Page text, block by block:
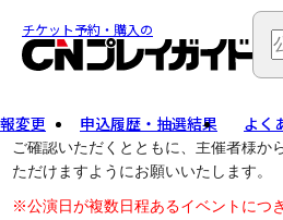
チケット予約・購入の
変更 申込履歴・抽選結果 よく
公演中止に伴う払戻し・延期等のご案
ご確認いただくとともに、主催者様か
ただけますようにお願いいたします。
※公演日が複数日程あるイベントにつ